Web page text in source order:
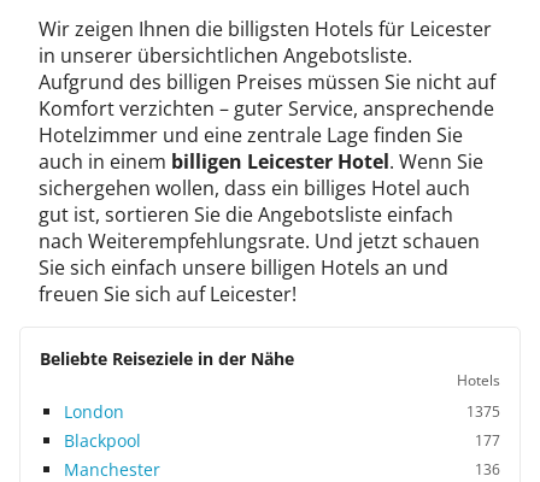
Wir zeigen Ihnen die billigsten Hotels für Leicester
in unserer übersichtlichen Angebotsliste.
Aufgrund des billigen Preises müssen Sie nicht auf
Komfort verzichten – guter Service, ansprechende
Hotelzimmer und eine zentrale Lage finden Sie
auch in einem billigen Leicester Hotel. Wenn Sie
sichergehen wollen, dass ein billiges Hotel auch
gut ist, sortieren Sie die Angebotsliste einfach
nach Weiterempfehlungsrate. Und jetzt schauen
Sie sich einfach unsere billigen Hotels an und
freuen Sie sich auf Leicester!
Beliebte Reiseziele in der Nähe
Hotels
London 1375
Blackpool 177
Manchester 136